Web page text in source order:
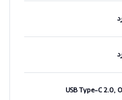
USB Type-C 2.0,